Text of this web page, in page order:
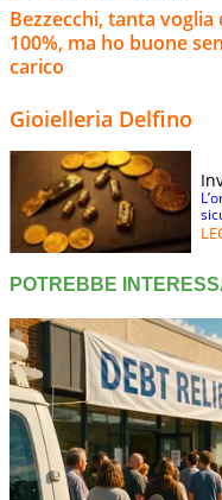
Bezzecchi, tanta
100%, ma ho buone
carico
Gioielleria Delfino